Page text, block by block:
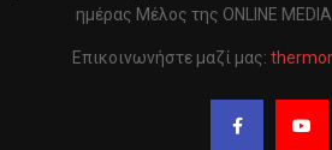
ημέρας Μέλος της ONLINE
Επικοινωνήστε μαζί μας: